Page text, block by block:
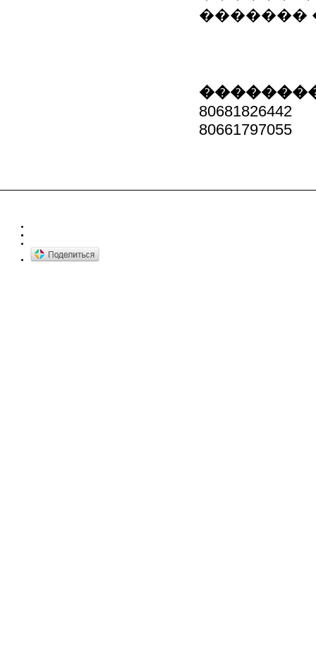
�������
80681826442
80661797055